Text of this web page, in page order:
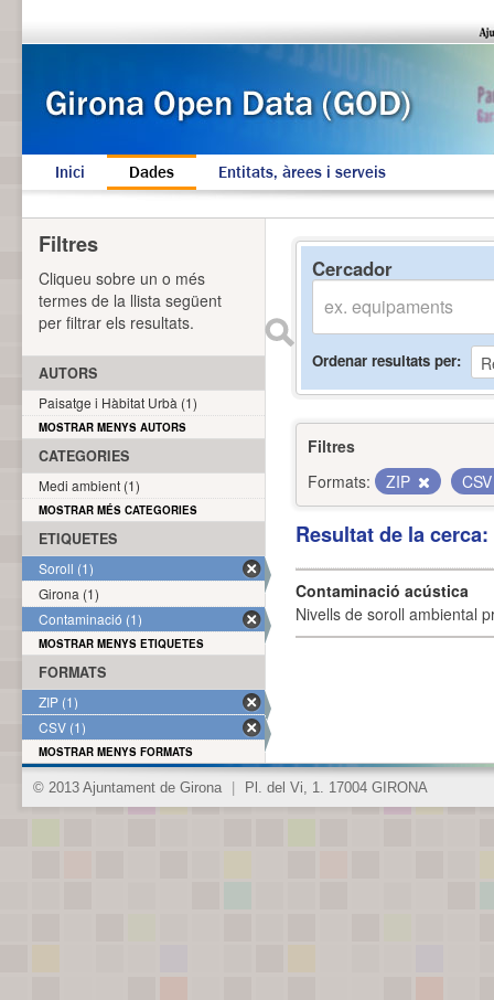
Inici Dades Entitats, àrees i serveis
Cercador
Ordenar resultats per
Filtres
Formats:
ZIP
Resultat de la
Contaminació acústica
Nivells de soroll ambiental
Filtres
Cliqueu sobre un o més
termes de la llista següent
per filtrar els resultats.
AUTORS
Paisatge i Hàbitat Urbà (1)
MOSTRAR MENYS AUTORS
CATEGORIES
Medi ambient (1)
MOSTRAR MÉS CATEGORIES
ETIQUETES
Soroll (1)
Girona (1)
Contaminació (1)
MOSTRAR MENYS ETIQUETES
FORMATS
ZIP (1)
CSV (1)
MOSTRAR MENYS FORMATS
© 2013 Ajuntament de Girona Pl. del Vi, 1. 17004 GIRONA